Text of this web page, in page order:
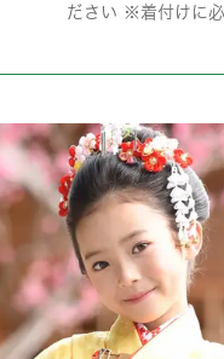
ださい ※着付けに必